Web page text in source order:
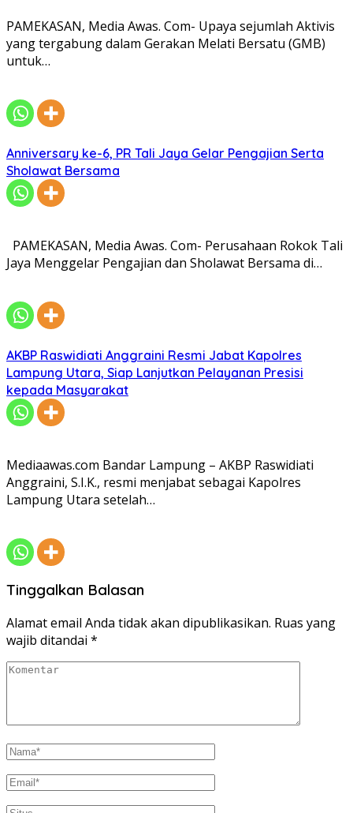
PAMEKASAN, Media Awas. Com- Upaya sejumlah Aktivis
yang tergabung dalam Gerakan Melati Bersatu (GMB)
untuk…
Anniversary ke-6, PR Tali Jaya Gelar Pengajian Serta
Sholawat Bersama
PAMEKASAN, Media Awas. Com- Perusahaan Rokok Tali
Jaya Menggelar Pengajian dan Sholawat Bersama di…
AKBP Raswidiati Anggraini Resmi Jabat Kapolres
Lampung Utara, Siap Lanjutkan Pelayanan Presisi
kepada Masyarakat
Mediaawas.com Bandar Lampung – AKBP Raswidiati
Anggraini, S.I.K., resmi menjabat sebagai Kapolres
Lampung Utara setelah…
Tinggalkan Balasan
Alamat email Anda tidak akan dipublikasikan. Ruas yang
wajib ditandai *